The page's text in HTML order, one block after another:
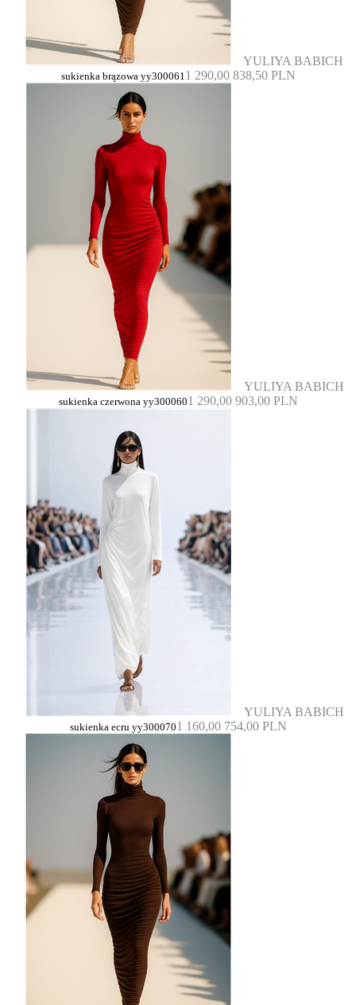
YULIYA BABICH
sukienka brązowa yy3000611 290,00 838,50 PLN
YULIYA BABICH
sukienka czerwona yy3000601 290,00 903,00 PLN
YULIYA BABICH
sukienka ecru yy3000701 160,00 754,00 PLN